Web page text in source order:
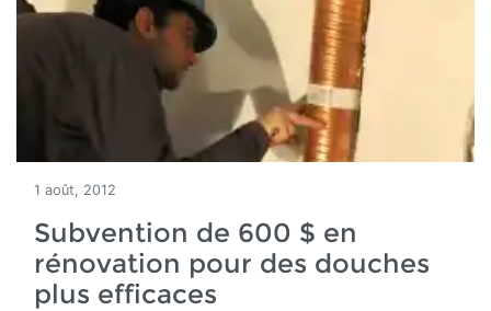
1 août, 2012
Subvention de 600 $ en
rénovation pour des douches
plus efficaces